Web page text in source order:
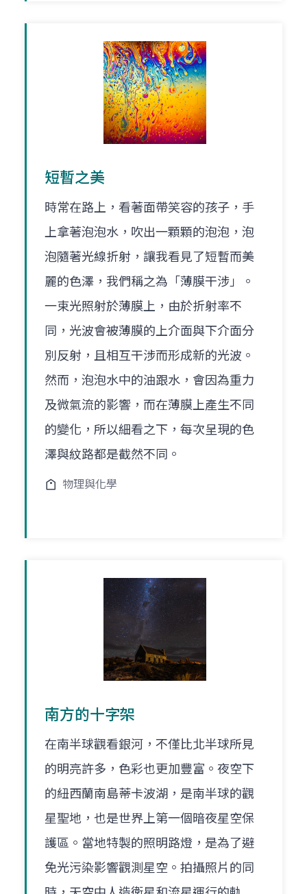
短暫之美
時常在路上，看著面帶笑容的孩子，手
上拿著泡泡水，吹出一顆顆的泡泡，泡
泡隨著光線折射，讓我看見了短暫而美
麗的色澤，我們稱之為「薄膜干涉」。
一束光照射於薄膜上，由於折射率不
同，光波會被薄膜的上介面與下介面分
別反射，且相互干涉而形成新的光波。
然而，泡泡水中的油跟水，會因為重力
及微氣流的影響，而在薄膜上產生不同
的變化，所以細看之下，每次呈現的色
澤與紋路都是截然不同。
物理與化學
南方的十字架
在南半球觀看銀河，不僅比北半球所見
的明亮許多，色彩也更加豐富。夜空下
的紐西蘭南島蒂卡波湖，是南半球的觀
星聖地，也是世界上第一個暗夜星空保
護區。當地特製的照明路燈，是為了避
免光污染影響觀測星空。拍攝照片的同